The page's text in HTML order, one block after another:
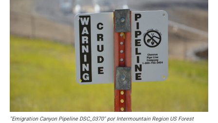
"Emigration Canyon Pipeline DSC_0370" por Intermountain Region US Forest